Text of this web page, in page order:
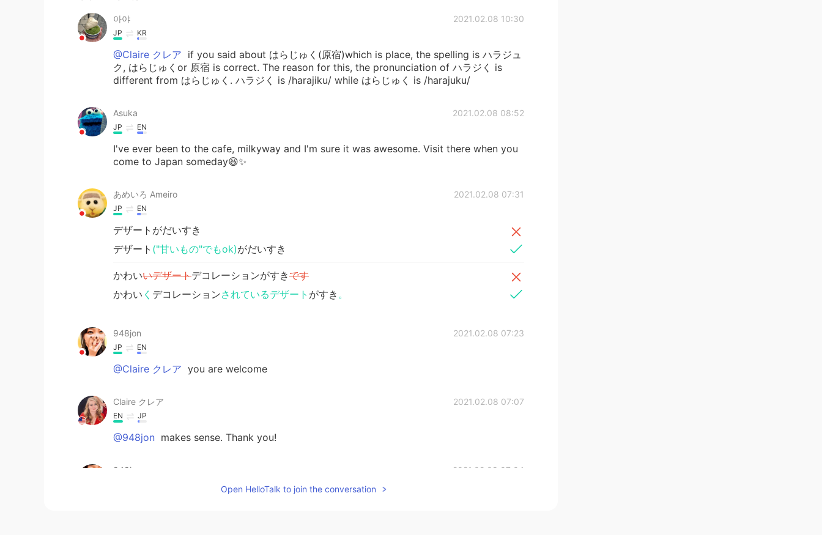
아야 2021.02.08 10:30
JP KR
@Claire クレア if you said about はらじゅく(原宿)which is place, the spelling is ハラジュ
ク, はらじゅくor 原宿 is correct. The reason for this, the pronunciation of ハラジく is
different from はらじゅく. ハラジく is /harajiku/ while はらじゅく is /harajuku/
Asuka 2021.02.08 08:52
JP EN
I've ever been to the cafe, milkyway and I'm sure it was awesome. Visit there when you
come to Japan someday😆✨
あめいろ Ameiro 2021.02.08 07:31
JP EN
デザートがだいすき
デザート ("甘いもの"でもok)がだいすき
かわいいデザートデコレーションがすきです
かわい く デコレーションされているデザート がすき 。
948jon 2021.02.08 07:23
JP EN
@Claire クレア you are welcome
Claire クレア 2021.02.08 07:07
EN JP
@948jon makes sense. Thank you!
948jon 2021.02.08 07:04
Open HelloTalk to join the conversation